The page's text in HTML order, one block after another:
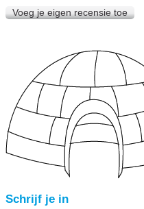
Voeg je eigen recensie toe
Schrijf je in